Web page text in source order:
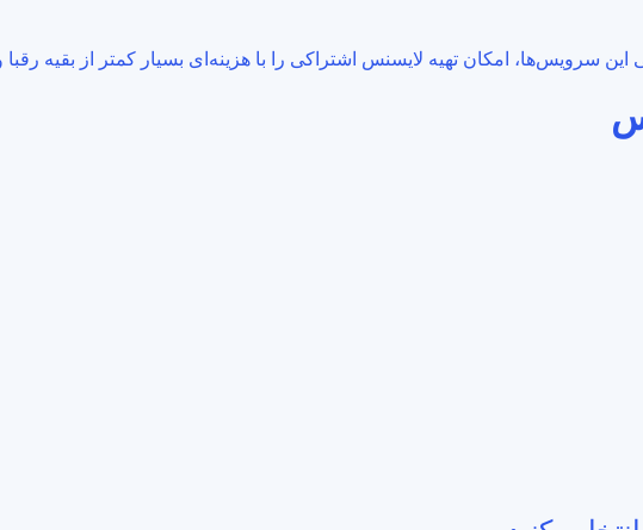
سرویس‌ها، امکان تهیه لایسنس اشتراکی را با هزینه‌ای بسیار کمتر از بقیه رقبا